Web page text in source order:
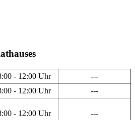
- 12:00 Uhr
---
- 12:00 Uhr ---
- 12:00 Uhr ---